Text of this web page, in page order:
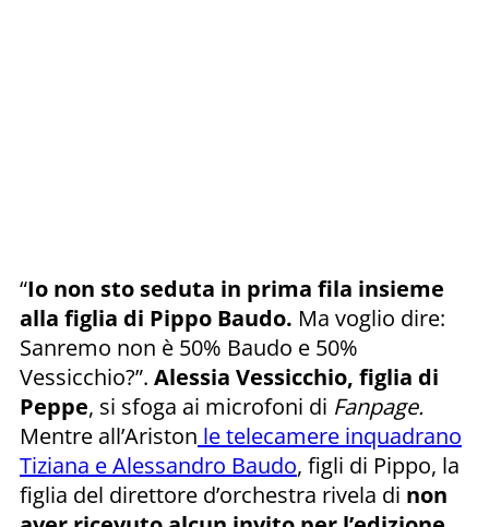
“Io non sto seduta in prima fila insieme
alla figlia di Pippo Baudo. Ma voglio dire:
Sanremo non è 50% Baudo e 50%
Vessicchio?”. Alessia Vessicchio, figlia di
Peppe, si sfoga ai microfoni di Fanpage.
Mentre all’Ariston le telecamere inquadrano
Tiziana e Alessandro Baudo, figli di Pippo, la
figlia del direttore d’orchestra rivela di non